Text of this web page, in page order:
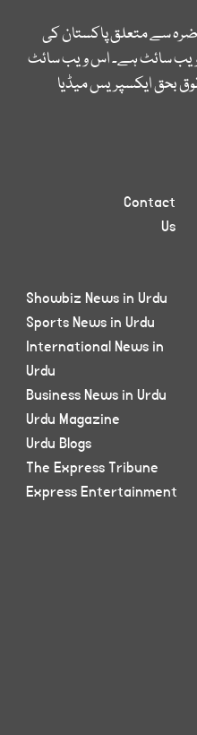
سے متعلق پاکستان کی
سائٹ ہے۔ اس ویب سائٹ
بحق ایکسپریس میڈیا
Contact
Us
Showbiz News in Urdu
Sports News in Urdu
International News in
Urdu
Business News in Urdu
Urdu Magazine
Urdu Blogs
The Express Tribune
Express Entertainment